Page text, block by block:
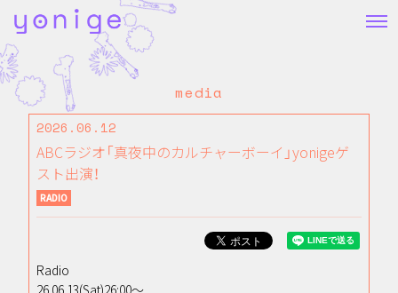
media
2026.06.12
ABCラジオ「真夜中のカルチャーボーイ」yonigeゲ
スト出演！
RADIO
Radio
26.06.13(Sat)26:00〜